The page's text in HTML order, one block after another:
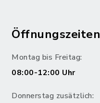
Öffnungszeiten
Montag bis Freitag:
08:00-12:00 Uhr
Donnerstag zusätzlich: